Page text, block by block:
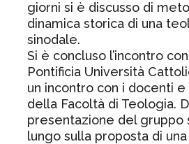
giorni si è discusso di
dinamica storica di una
sinodale.
Si è concluso l’incontro
Pontificia Università
un incontro con i docenti
della Facoltà di Teologia.
presentazione del gruppo
lungo sulla proposta di